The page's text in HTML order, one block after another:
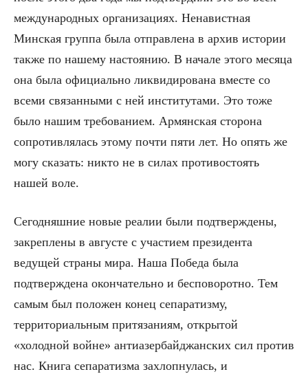
международных организациях. Ненавистная
Минская группа была отправлена в архив истории
также по нашему настоянию. В начале этого месяца
она была официально ликвидирована вместе со
всеми связанными с ней институтами. Это тоже
было нашим требованием. Армянская сторона
сопротивлялась этому почти пяти лет. Но опять же
могу сказать: никто не в силах противостоять
нашей воле.
Сегодняшние новые реалии были подтверждены,
закреплены в августе с участием президента
ведущей страны мира. Наша Победа была
подтверждена окончательно и бесповоротно. Тем
самым был положен конец сепаратизму,
территориальным притязаниям, открытой
«холодной войне» антиазербайджанских сил против
нас. Книга сепаратизма захлопнулась, и